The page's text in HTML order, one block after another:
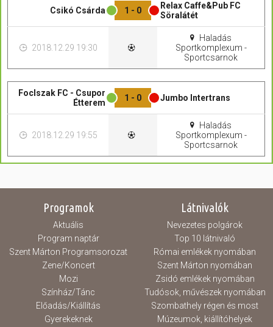
Csikó Csárda 1 - 0
Relax Caffe&Pub FC
Söralátét
2018.12.29 19:30
Haladás
Sportkomplexum -
Sportcsarnok
FocIszak FC - Csupor
Étterem
1 - 0 Jumbo Intertrans
2018.12.29 19:55
Haladás
Sportkomplexum -
Sportcsarnok
Programok
Aktuális
Program naptár
Szent Márton Programsorozat
Zene/Koncert
Mozi
Színház/Tánc
Előadás/Kiállítás
Gyerekeknek
Látnivalók
Nevezetes polgárok
Top 10 látnivaló
Római emlékek nyomában
Szent Márton nyomában
Zsidó emlékek nyomában
Tudósok, művészek nyomában
Szombathely régen és most
Múzeumok, kiállítóhelyek